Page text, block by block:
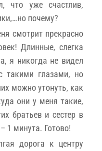
что уже счастлив,
почему?
смотрит прекрасно
Длинные, слегка
я никогда не видел
такими глазами, но
можно утонуть, как
они у меня такие,
братьев и сестер в
1 минута. Готово!
дорога к центру